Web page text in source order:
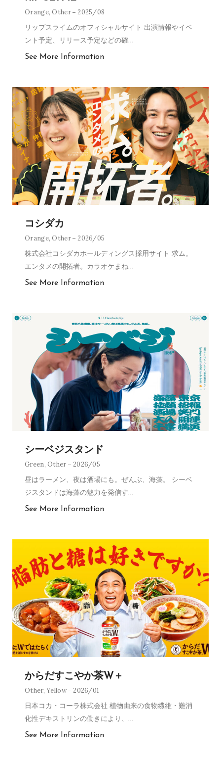
Orange,Other 2025/08
リップスライムのオフィシャルサイト 出演情報やイベ
ント予定、リリース予定などの確…
See More Information
コシダカ
Orange,Other 2026/05
株式会社コシダカホールディングス採用サイト 求ム。
エンタメの開拓者。カラオケまね…
See More Information
シーベジスタンド
Green,Other 2026/05
昼はラーメン、夜は酒場にも。ぜんぶ、海藻。 シーベ
ジスタンドは海藻の魅力を発信す…
See More Information
からだすこやか茶W＋
Other,Yellow 2026/01
日本コカ・コーラ株式会社 植物由来の食物繊維・難消
化性デキストリンの働きにより、 …
See More Information